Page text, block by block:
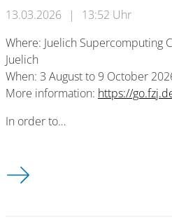
13.03.2026 |
13:52 Uhr
Where: Juelich Supercomputing
Juelich
When: 3 August to 9 October
More information: https://
In order to…
2026 Guest Student